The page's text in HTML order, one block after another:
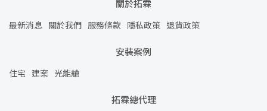
關於拓霖
最新消息 關於我們 服務條款 隱私政策 退貨政策
安裝案例
住宅 建案 光能艙
拓霖總代理